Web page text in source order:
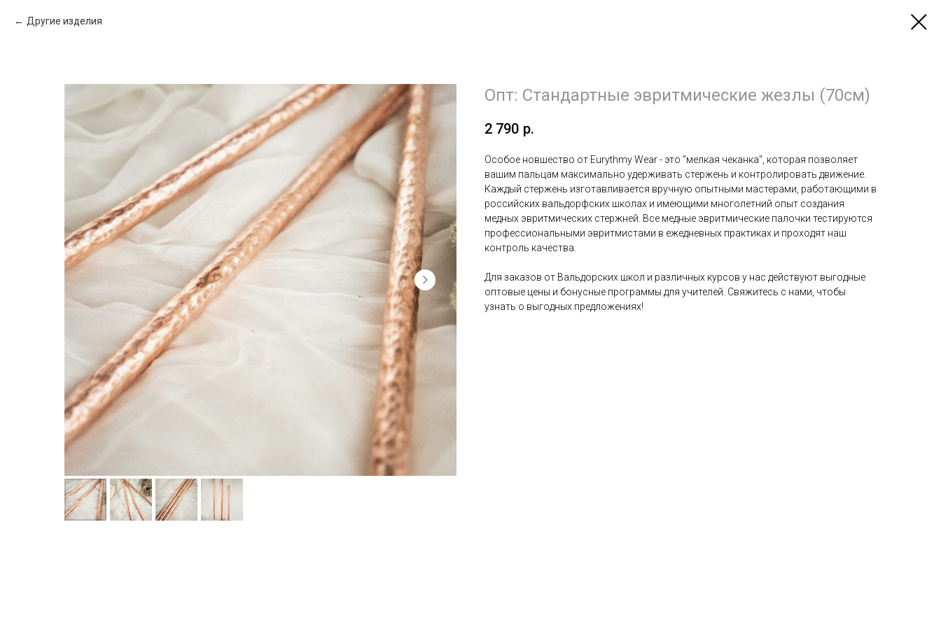
Другие изделия
Опт: Стандартные эвритмические жезлы (70см)
2 790 р.
Особое новшество от Eurythmy Wear - это "мелкая чеканка", которая позволяет
вашим пальцам максимально удерживать стержень и контролировать движение.
Каждый стержень изготавливается вручную опытными мастерами, работающими в
российских вальдорфских школах и имеющими многолетний опыт создания
медных эвритмических стержней. Все медные эвритмические палочки тестируются
профессиональными эвритмистами в ежедневных практиках и проходят наш
контроль качества.
Для заказов от Вальдорских школ и различных курсов у нас действуют выгодные
оптовые цены и бонусные программы для учителей. Свяжитесь с нами, чтобы
узнать о выгодных предложениях!